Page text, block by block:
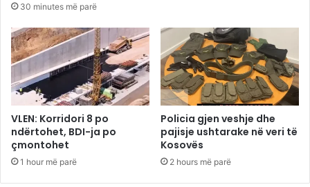
30 minutes më parë
VLEN: Korridori 8 po
ndërtohet, BDI-ja po
çmontohet
1 hour më parë
Policia gjen veshje dhe
pajisje ushtarake në veri të
Kosovës
2 hours më parë